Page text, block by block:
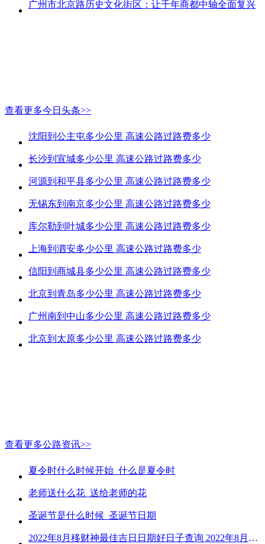
广州市北京路历史文化街区：让千年商都中轴全面复兴
查看更多今日头条>>
沈阳到公主屯多少公里 高速公路过路费多少
长沙到宣城多少公里 高速公路过路费多少
河源到和平县多少公里 高速公路过路费多少
无锡东到南京多少公里 高速公路过路费多少
库尔勒到叶城多少公里 高速公路过路费多少
上海到泗安多少公里 高速公路过路费多少
信阳到商城县多少公里 高速公路过路费多少
北京到青岛多少公里 高速公路过路费多少
广州南到中山多少公里 高速公路过路费多少
北京到太原多少公里 高速公路过路费多少
查看更多公路资讯>>
夏令时什么时候开始_什么是夏令时
老师送什么花_送给老师的花
圣诞节是什么时候_圣诞节日期
2022年8月移财神最佳吉日日期好日子查询 2022年8月移财神吉日一览